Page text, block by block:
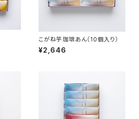
こがね芋珈琲あん（10個入り）
¥2,646